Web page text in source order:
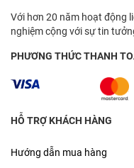
Với hơn 20 năm hoạt động
nghiệm cộng với sự tin
PHƯƠNG THỨC THANH
HỖ TRỢ KHÁCH HÀNG
Hướng dẫn mua hàng